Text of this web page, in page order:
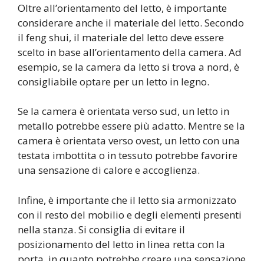
Oltre all’orientamento del letto, è importante
considerare anche il materiale del letto. Secondo
il feng shui, il materiale del letto deve essere
scelto in base all’orientamento della camera. Ad
esempio, se la camera da letto si trova a nord, è
consigliabile optare per un letto in legno.
Se la camera è orientata verso sud, un letto in
metallo potrebbe essere più adatto. Mentre se la
camera è orientata verso ovest, un letto con una
testata imbottita o in tessuto potrebbe favorire
una sensazione di calore e accoglienza.
Infine, è importante che il letto sia armonizzato
con il resto del mobilio e degli elementi presenti
nella stanza. Si consiglia di evitare il
posizionamento del letto in linea retta con la